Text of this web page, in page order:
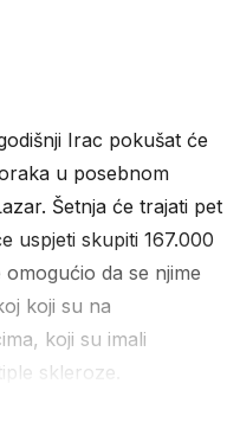
Irac pokušat će
u posebnom
Šetnja će trajati pet
uspjeti skupiti 167.000
da se njime
koji su na
koji su imali
skleroze.